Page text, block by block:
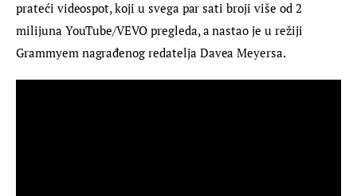
prateći videospot, koji u svega par sati broji više od 2
milijuna YouTube/VEVO pregleda, a nastao je u režiji
Grammyem nagrađenog redatelja Davea Meyersa.